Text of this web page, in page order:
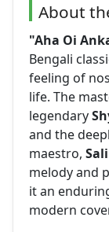
About
"Aha Oi
Bengali
feeling of
life. The
legendary
and the
maestro,
melody and
it an
modern